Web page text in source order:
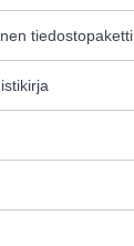
tiedostopaketti